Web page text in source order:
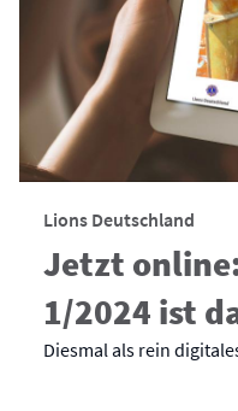
Lions Deutschland
Jetzt
1/2024 ist
Diesmal als rein